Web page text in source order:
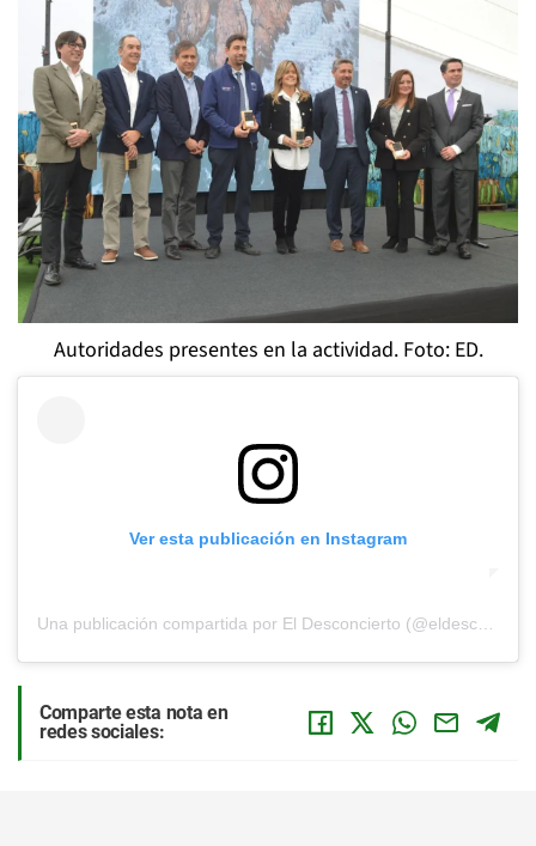
Autoridades presentes en la actividad. Foto: ED.
Ver esta publicación en Instagram
Comparte esta nota en
redes sociales: